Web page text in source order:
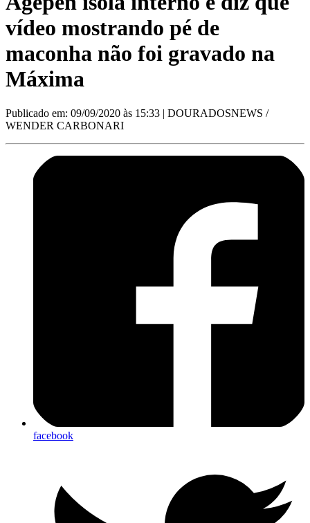
vídeo mostrando pé de
maconha não foi gravado na
Máxima
Publicado em: 09/09/2020 às 15:33 | DOURADOSNEWS /
WENDER CARBONARI
facebook